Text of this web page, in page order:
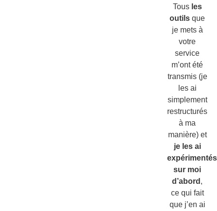
Tous les
outils que
je mets à
votre
service
m’ont été
transmis (je
les ai
simplement
restructurés
à ma
manière) et
je les ai
expérimentés
sur moi
d’abord ,
ce qui fait
que j’en ai